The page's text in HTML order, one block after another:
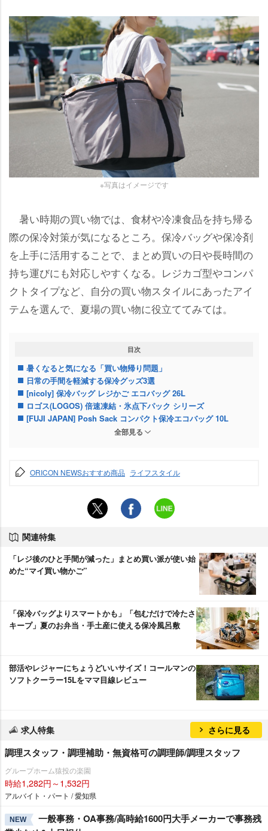
※写真はイメージです
暑い時期の買い物では、食材や冷凍食品を持ち帰る
際の保冷対策が気になるところ。保冷バッグや保冷剤
を上手に活用することで、まとめ買いの日や長時間の
持ち運びにも対応しやすくなる。レジカゴ型やコンパ
クトタイプなど、自分の買い物スタイルにあったアイ
テムを選んで、夏場の買い物に役立ててみては。
目次
暑くなると気になる「買い物帰り問題」
日常の手間を軽減する保冷グッズ3選
[nicoly] 保冷バッグ レジかご エコバッグ 26L
ロゴス(LOGOS) 倍速凍結・氷点下パック シリーズ
[FUJI JAPAN] Posh Sack コンパクト保冷エコバッグ 10L
どれを選ぶ？ 買い物スタイル別なら
全部見る
ORICON NEWSおすすめ商品 ライフスタイル
関連特集
「レジ後のひと手間が減った」まとめ買い派が使い始
めた“マイ買い物かご”
「保冷バッグよりスマートかも」「包むだけで冷たさ
キープ」夏のお弁当・手土産に使える保冷風呂敷
部活やレジャーにちょうどいいサイズ！コールマンの
ソフトクーラー15Lをママ目線レビュー
求人特集 さらに見る
調理スタッフ・調理補助・無資格可の調理師/調理スタッフ
グループホーム猿投の楽園
時給1,282円～1,532円
アルバイト・パート / 愛知県
NEW
一般事務・OA事務/高時給1600円大手メーカーで事務残